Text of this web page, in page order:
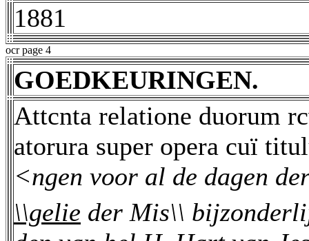
1881
ocr page 4
GOEDKEURINGEN.
Attcnta relatione duorum
atorura super opera cuï
<ngen voor al de dagen
\\gelie der Mis\\